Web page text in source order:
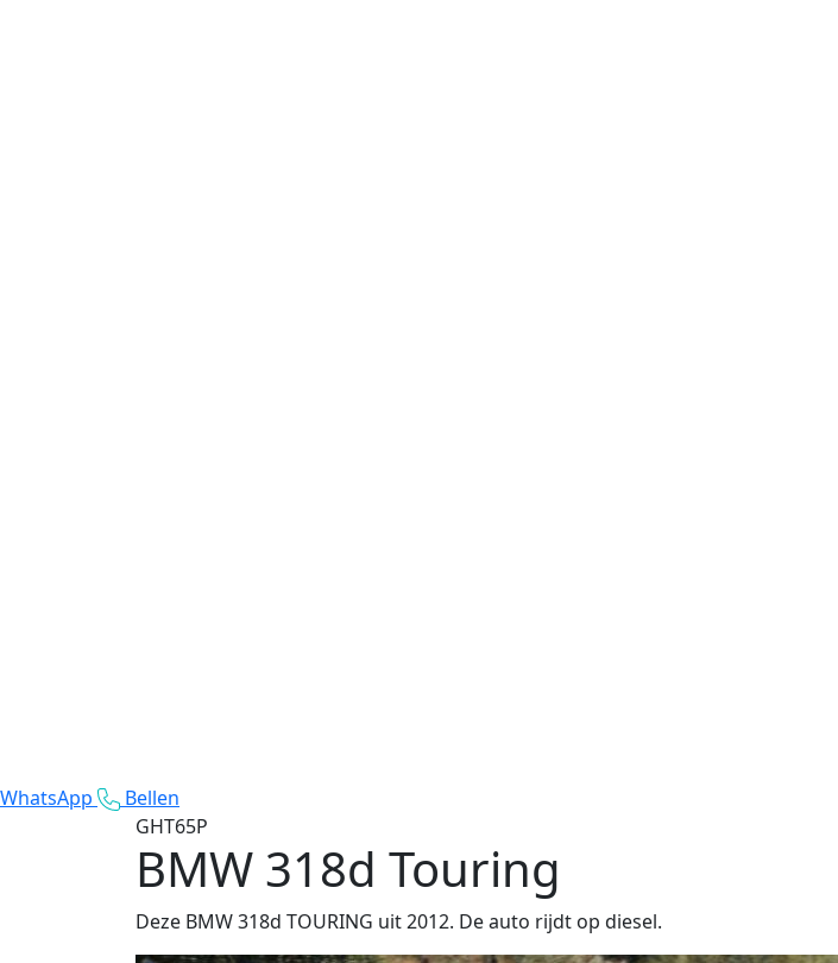
WhatsApp
Bellen
GHT65P
BMW 318d Touring
Deze BMW 318d TOURING uit 2012. De auto rijdt op diesel.